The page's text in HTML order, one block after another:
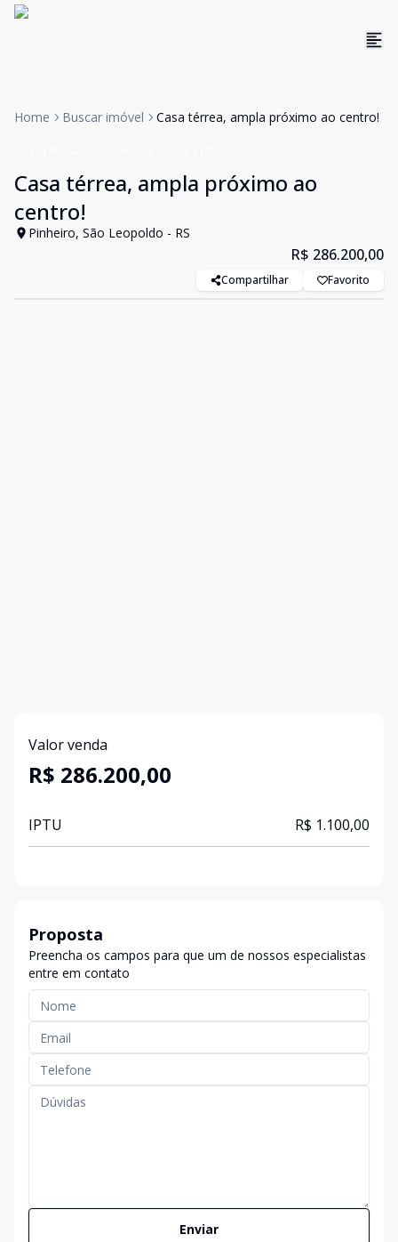
Home Buscar imóvel Casa térrea, ampla próximo ao centro!
Casa térrea, ampla próximo ao
centro!
Pinheiro, São Leopoldo - RS
R$ 286.200,00
Compartilhar Favorito
Valor venda
R$ 286.200,00
IPTU R$ 1.100,00
Proposta
Preencha os campos para que um de nossos especialistas
entre em contato
Enviar